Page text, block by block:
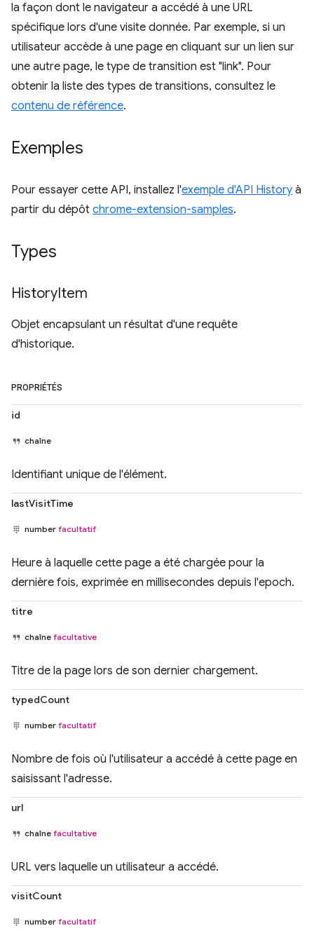
la façon dont le navigateur a accédé à une URL
spécifique lors d'une visite donnée. Par exemple, si un
utilisateur accède à une page en cliquant sur un lien sur
une autre page, le type de transition est "link". Pour
obtenir la liste des types de transitions, consultez le
contenu de référence.
Exemples
Pour essayer cette API, installez l'exemple d'API History à
partir du dépôt chrome-extension-samples.
Types
HistoryItem
Objet encapsulant un résultat d'une requête
d'historique.
PROPRIÉTÉS
id
chaîne
Identifiant unique de l'élément.
lastVisitTime
number facultatif
Heure à laquelle cette page a été chargée pour la
dernière fois, exprimée en millisecondes depuis l'epoch.
titre
chaîne facultative
Titre de la page lors de son dernier chargement.
typedCount
number facultatif
Nombre de fois où l'utilisateur a accédé à cette page en
saisissant l'adresse.
url
chaîne facultative
URL vers laquelle un utilisateur a accédé.
visitCount
number facultatif